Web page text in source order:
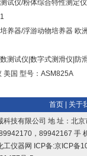
试仪/粉体综合特性测定
养器/浮游动物培养器 欧
测试仪|数字式测滑仪|防
美国 型号：ASM825A
首页|
关于
科技有限公司 地 址：北
，89942167 手
工仪器网 ICP备:京ICP备